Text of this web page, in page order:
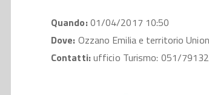
Quando:01/04/2017 10:50
Dove: Ozzano Emilia e territorio
Contatti:ufficio Turismo: 051/